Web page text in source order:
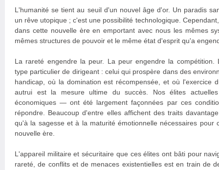
L'humanité se tient au seuil d'un nouvel âge d'or. Un paradis
un rêve utopique ; c'est une possibilité technologique.
dans cette nouvelle ère en emportant avec nous les mêmes
mêmes structures de pouvoir et le même état d'esprit qu'a
La rareté engendre la peur. La peur engendre la compétition.
type particulier de dirigeant : celui qui prospère dans des
handicap, où la domination est récompensée, et où l'exercice
autrui est la mesure ultime du succès. Nos élites
économiques — ont été largement façonnées par ces
répondre. Beaucoup d'entre elles affichent des traits
qu'à la sagesse et à la maturité émotionnelle nécessaires pour
nouvelle ère.
L'appareil militaire et sécuritaire que ces élites ont bâti pour
rareté, de conflits et de menaces existentielles est en train de